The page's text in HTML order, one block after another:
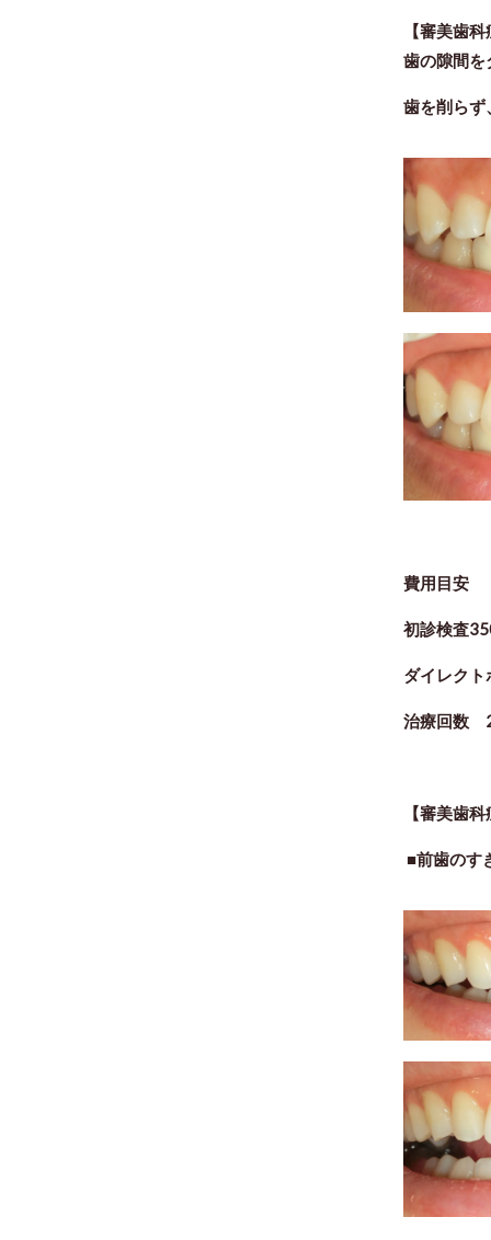
【審美歯
歯の隙間を
歯を削らず
費用目安
初診検査
ダイレク
治療回数
【審美歯
■前歯のす